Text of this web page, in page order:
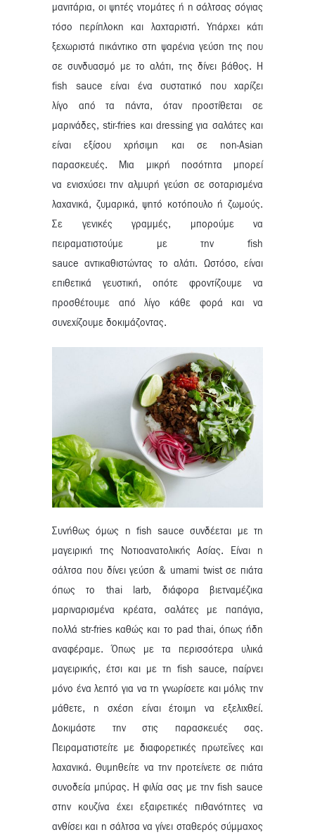
μανιτάρια, οι ψητές ντομάτες ή η σάλτσας σόγιας
τόσο περίπλοκη και λαχταριστή. Υπάρχει κάτι
ξεχωριστά πικάντικο στη ψαρένια γεύση της που
σε συνδυασμό με το αλάτι, της δίνει βάθος. Η
fish sauce είναι ένα συστατικό που χαρίζει
λίγο από τα πάντα, όταν προστίθεται σε
μαρινάδες, stir-fries και dressing για σαλάτες και
είναι εξίσου χρήσιμη και σε non-Asian
παρασκευές. Μια μικρή ποσότητα μπορεί
να ενισχύσει την αλμυρή γεύση σε σοταρισμένα
λαχανικά, ζυμαρικά, ψητό κοτόπουλο ή ζωμούς.
Σε γενικές γραμμές, μπορούμε να
πειραματιστούμε με την fish
sauce αντικαθιστώντας το αλάτι. Ωστόσο, είναι
επιθετικά γευστική, οπότε φροντίζουμε να
προσθέτουμε από λίγο κάθε φορά και να
συνεχίζουμε δοκιμάζοντας.
Συνήθως όμως η fish sauce συνδέεται με τη
μαγειρική της Νοτιοανατολικής Ασίας. Είναι η
σάλτσα που δίνει γεύση & umami twist σε πιάτα
όπως το thai larb, διάφορα βιετναμέζικα
μαριναρισμένα κρέατα, σαλάτες με παπάγια,
πολλά str-fries καθώς και το pad thai, όπως ήδη
αναφέραμε. Όπως με τα περισσότερα υλικά
μαγειρικής, έτσι και με τη fish sauce, παίρνει
μόνο ένα λεπτό για να τη γνωρίσετε και μόλις την
μάθετε, η σχέση είναι έτοιμη να εξελιχθεί.
Δοκιμάστε την στις παρασκευές σας.
Πειραματιστείτε με διαφορετικές πρωτεΐνες και
λαχανικά. Θυμηθείτε να την προτείνετε σε πιάτα
συνοδεία μπύρας. Η φιλία σας με την fish sauce
στην κουζίνα έχει εξαιρετικές πιθανότητες να
ανθίσει και η σάλτσα να γίνει σταθερός σύμμαχος